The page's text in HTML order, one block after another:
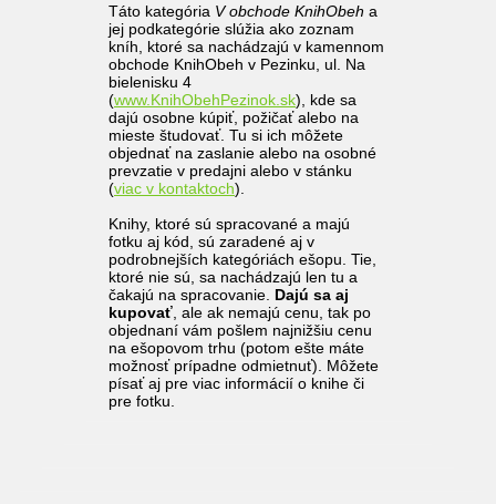
Táto kategória V obchode KnihObeh a
jej podkategórie slúžia ako zoznam
kníh, ktoré sa nachádzajú v kamennom
obchode KnihObeh v Pezinku, ul. Na
bielenisku 4
(www.KnihObehPezinok.sk), kde sa
dajú osobne kúpiť, požičať alebo na
mieste študovať. Tu si ich môžete
objednať na zaslanie alebo na osobné
prevzatie v predajni alebo v stánku
(viac v kontaktoch).
Knihy, ktoré sú spracované a majú
fotku aj kód, sú zaradené aj v
podrobnejších kategóriách ešopu. Tie,
ktoré nie sú, sa nachádzajú len tu a
čakajú na spracovanie. Dajú sa aj
kupovať , ale ak nemajú cenu, tak po
objednaní vám pošlem najnižšiu cenu
na ešopovom trhu (potom ešte máte
možnosť prípadne odmietnuť). Môžete
písať aj pre viac informácií o knihe či
pre fotku.